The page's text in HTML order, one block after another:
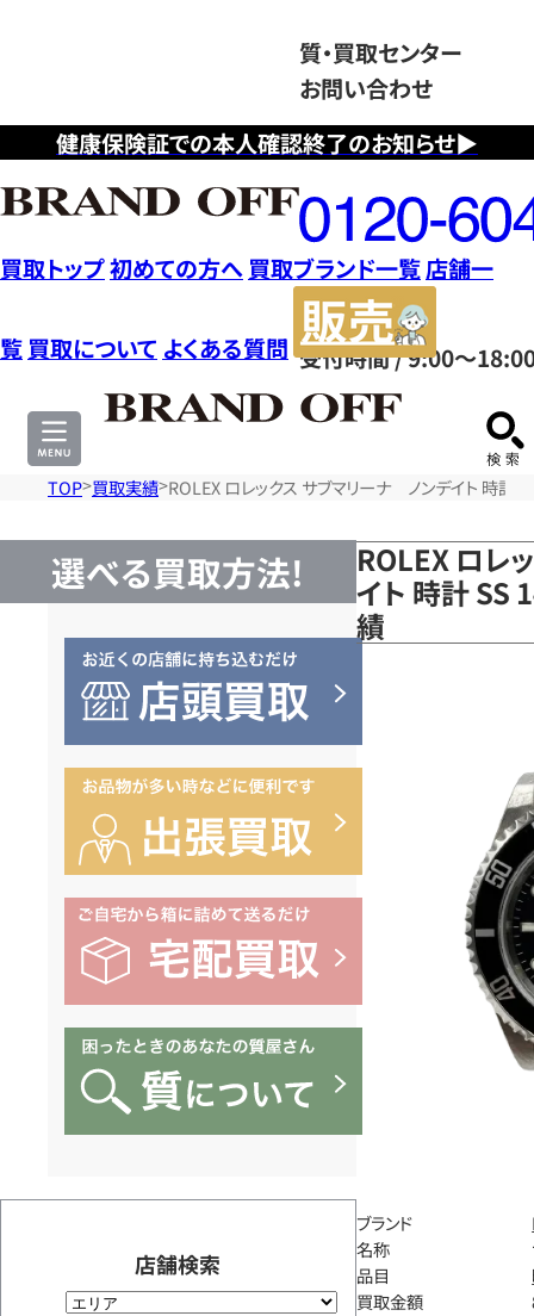
健康保険証での本人確認終了のお知らせ▶
質・買取センター
お問い合わせ
フ
リ
ー
ダ
イ
ヤ
ル
0120604117
受付時間 / 9:00～
買取トップ初めての方へ 買取ブランド一覧店舗一
覧 買取について よくある質問
サ
TOP 買取実績 ROLEX ロレックス サブマリーナ ノンデイト 時計
選べる買取方法!
店舗検索
ROLEX ロレ
イト 時計 SS
績
ブランド
名称
品目
買取金額